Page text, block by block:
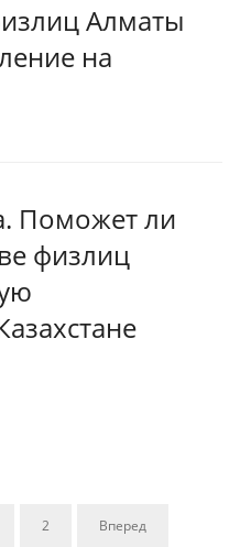
Алматы
на
Поможет ли
физлиц
2 Вперед